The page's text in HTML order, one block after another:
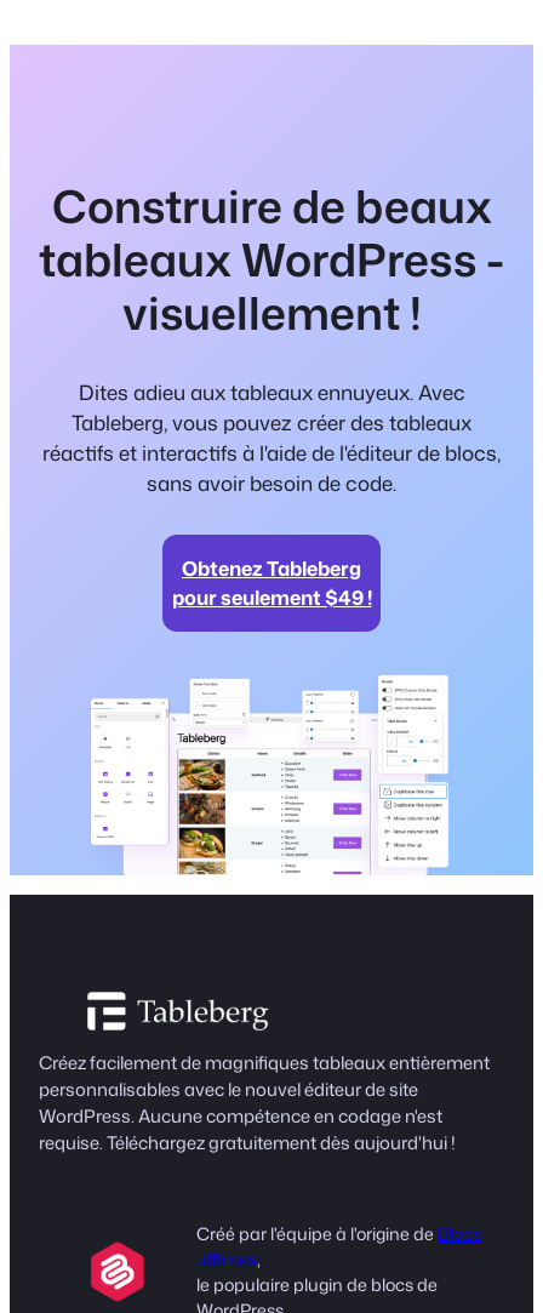
Construire de beaux
tableaux WordPress -
visuellement !
Dites adieu aux tableaux ennuyeux. Avec
Tableberg, vous pouvez créer des tableaux
réactifs et interactifs à l'aide de l'éditeur de blocs,
sans avoir besoin de code.
Obtenez Tableberg
pour seulement $49 !
Créez facilement de magnifiques tableaux entièrement
personnalisables avec le nouvel éditeur de site
WordPress. Aucune compétence en codage n'est
requise. Téléchargez gratuitement dès aujourd'hui !
Créé par l'équipe à l'origine deBlocs
ultimes,
le populaire plugin de blocs de